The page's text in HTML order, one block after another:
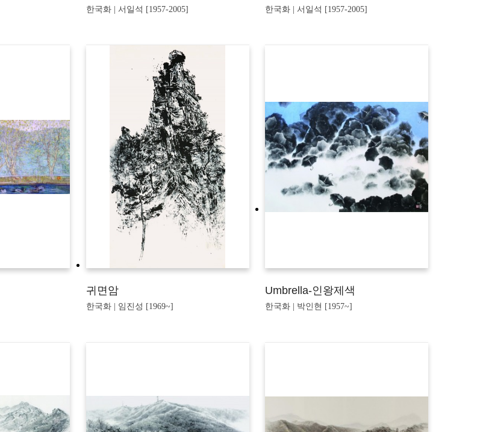
한국화 | 서일석 [1957-2005] 한국화 | 서일석 [1957-2005]
귀면암
한국화 | 임진성 [1969~]
Umbrella-인왕제색
한국화 | 박인현 [1957~]